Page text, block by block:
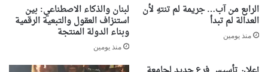
الرابع من آب… جريمة لم تنتهِ لأن
العدالة لم تبدأ
منذ يومين
لبنان والذكاء الاصطناعي: بين
استنزاف العقول والتبعية الرقمية
وبناء الدولة المنتجة
منذ يومين